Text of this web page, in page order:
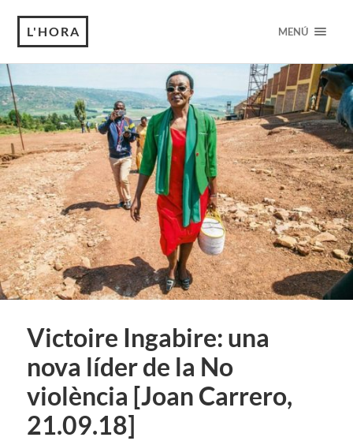
L'HORA MENÚ
Victoire Ingabire: una
nova líder de la No
violència [Joan Carrero,
21.09.18]